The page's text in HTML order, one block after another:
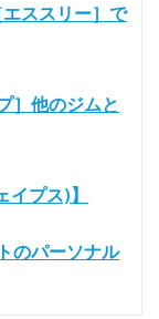
ススリー］で
］他のジムと
プス)】
のパーソナル